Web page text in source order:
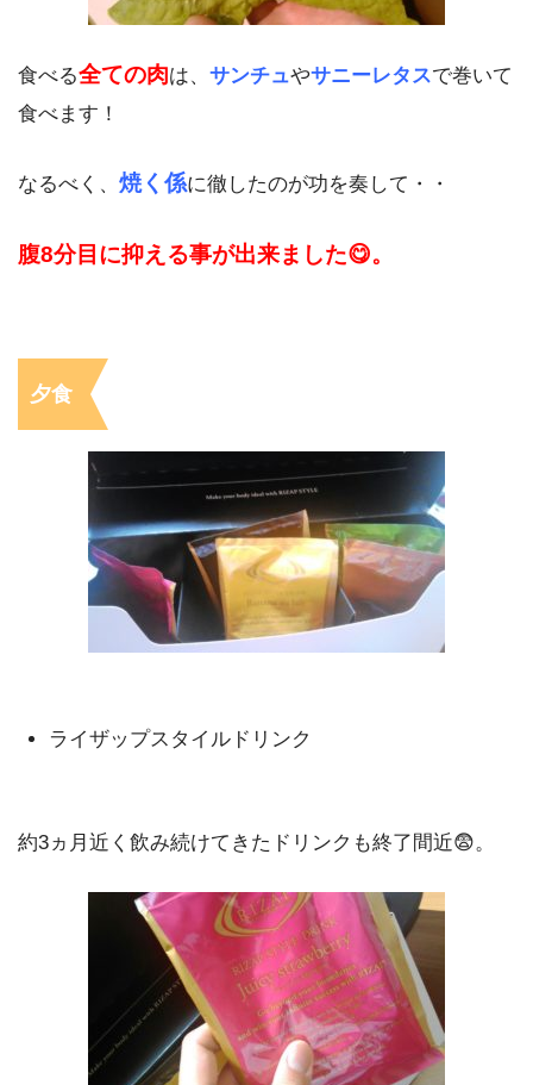
食べる全ての肉は、 サンチュやサニーレタスで巻いて
食べます！
なるべく、 焼く係に徹したのが功を奏して・・
腹8分目に抑える事が出来ました😋。
夕食
ライザップスタイルドリンク
約3ヵ月近く飲み続けてきたドリンクも終了間近😨。